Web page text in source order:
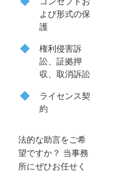
よび形式の保
護
権利侵害訴
訟、証拠押
収、取消訴訟
ライセンス契
約
法的な助言をご希
望ですか？ 当事務
所にぜひお任せく